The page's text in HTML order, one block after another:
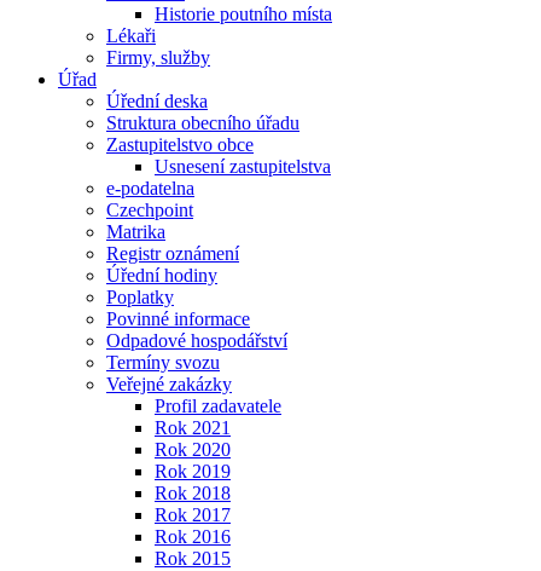
Historie poutního místa
Lékaři
Firmy, služby
Úřad
Úřední deska
Struktura obecního úřadu
Zastupitelstvo obce
Usnesení zastupitelstva
e-podatelna
Czechpoint
Matrika
Registr oznámení
Úřední hodiny
Poplatky
Povinné informace
Odpadové hospodářství
Termíny svozu
Veřejné zakázky
Profil zadavatele
Rok 2021
Rok 2020
Rok 2019
Rok 2018
Rok 2017
Rok 2016
Rok 2015